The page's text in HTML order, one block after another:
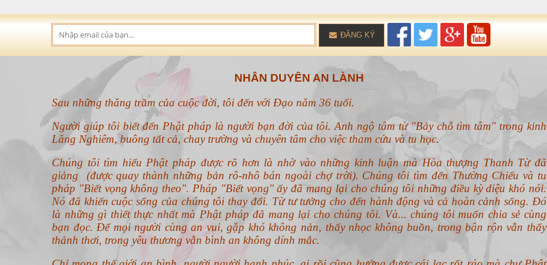
ĐĂNG KÝ
NHÂN DUYÊN AN LÀNH
Sau những thăng trầm của cuộc đời, tôi đến với Đạo năm 36 tuổi.
Người giúp tôi biết đến Phật pháp là người bạn đời của tôi. Anh ngộ tâm từ "Bảy chỗ tìm tâm" trong kinh
Lăng Nghiêm, buông tất cả, chay trường và chuyên tâm cho việc tham cứu và tu học.
Chúng tôi tìm hiểu Phật pháp được rõ hơn là nhờ vào những kinh luận mà Hòa thượng Thanh Từ đã
giảng (được quay thành những bản rô-nhô bán ngoài chợ trời). Chúng tôi tìm đến Thường Chiếu và tu
pháp "Biết vọng không theo". Pháp "Biết vọng" ấy đã mang lại cho chúng tôi những điều kỳ diệu khó nói.
Nó đã khiến cuộc sống của chúng tôi thay đổi. Từ tư tưởng cho đến hành động và cả hoàn cảnh sống. Đó
là những gì thiết thực nhất mà Phật pháp đã mang lại cho chúng tôi. Và... chúng tôi muốn chia sẻ cùng
bạn đọc. Để mọi người cùng an vui, gặp khó không nản, thấy nhọc không buồn, trong bận rộn vẫn thấy
thảnh thơi, trong yêu thương vẫn bình an không dính mắc.